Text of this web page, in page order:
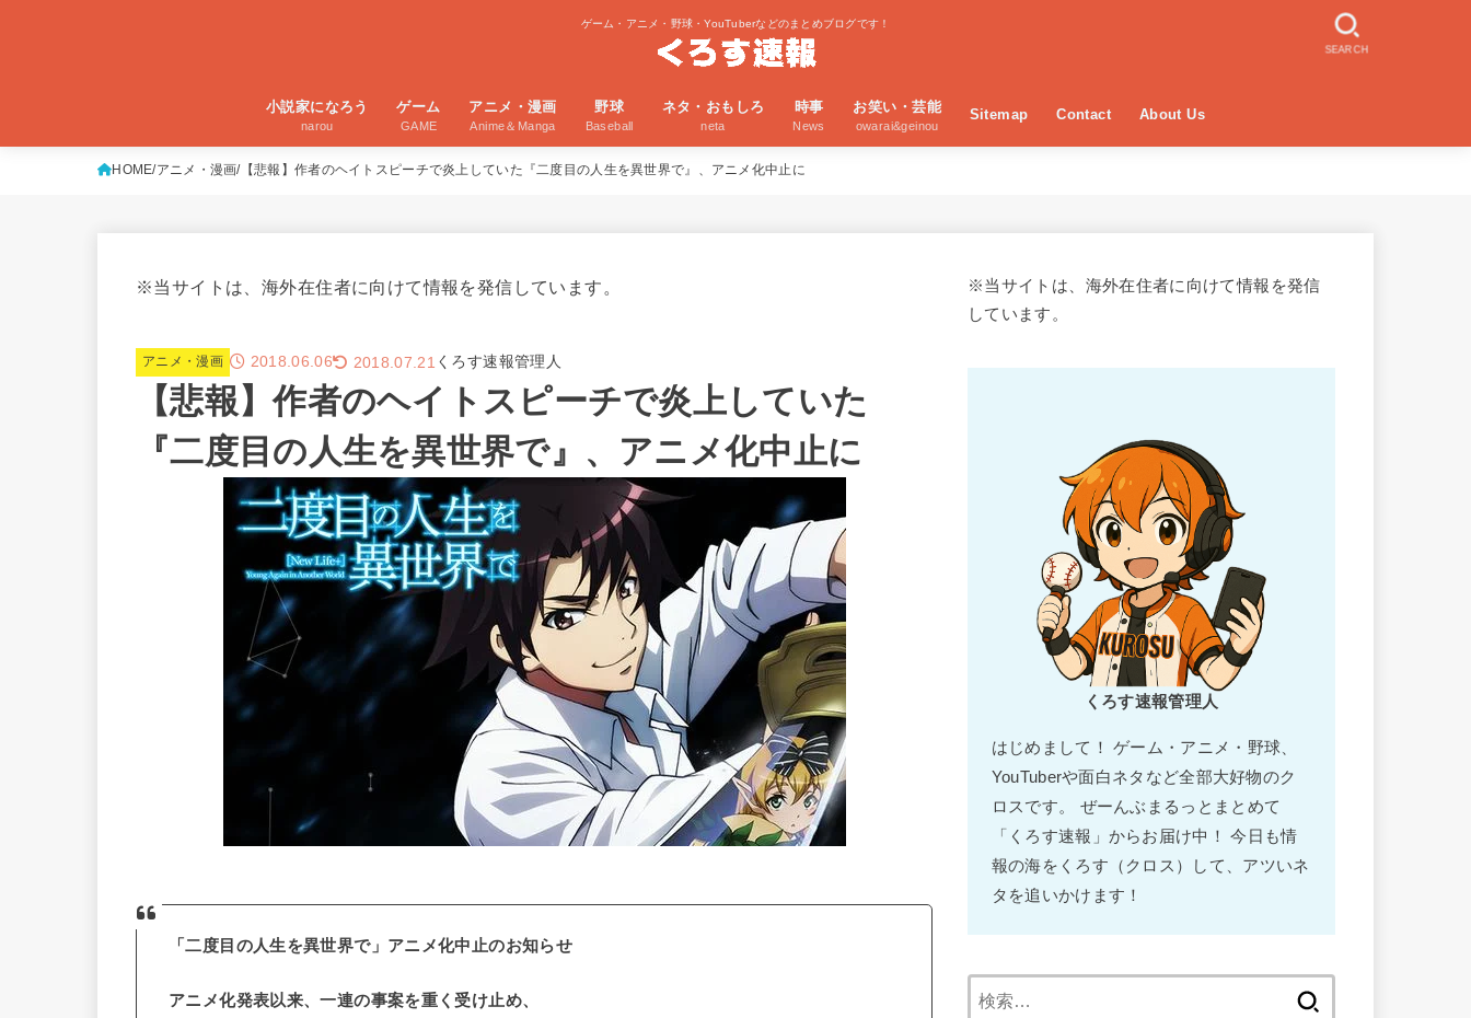
ゲーム・アニメ・野球・YouTuberなどのまとめブログです！
小説家になろう
narou
ゲーム
GAME
アニメ・漫画
Anime＆Manga
野球
Baseball
ネタ・おもしろ
neta
時事
News
お笑い・芸能
owarai&geinou
Sitemap Contact About Us
SEARCH
HOME アニメ・漫画 【悲報】作者のヘイトスピーチで炎上していた『二度目の人生を異世界で』、アニメ化中止に
※当サイトは、海外在住者に向けて情報を発信しています。
アニメ・漫画 2018.06.06 2018.07.21 くろす速報管理人
【悲報】作者のヘイトスピーチで炎上していた
『二度目の人生を異世界で』、アニメ化中止に
「二度目の人生を異世界で」アニメ化中止のお知らせ
アニメ化発表以来、一連の事案を重く受け止め、
※当サイトは、海外在住者に向けて情報を発信
しています。
くろす速報管理人
はじめまして！ ゲーム・アニメ・野球、
YouTuberや面白ネタなど全部大好物のク
ロスです。 ぜーんぶまるっとまとめて
「くろす速報」からお届け中！ 今日も情
報の海をくろす（クロス）して、アツいネ
タを追いかけます！